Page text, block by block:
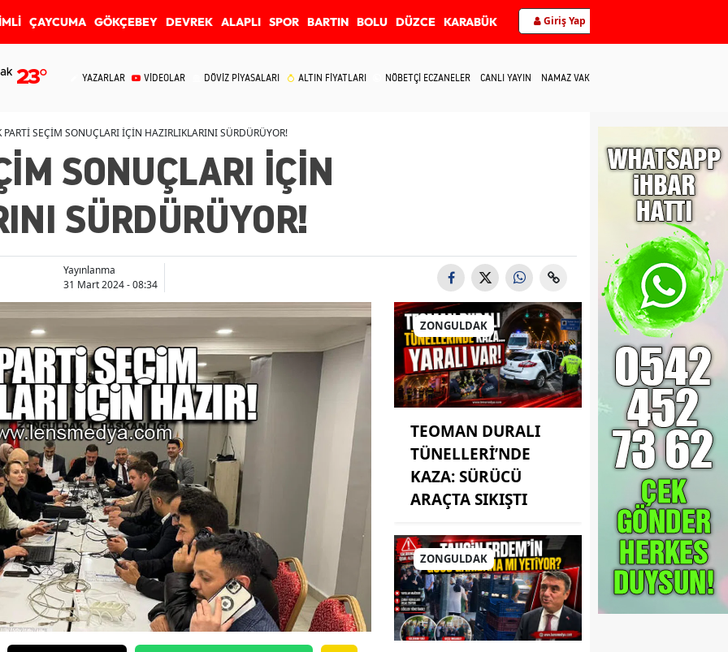
ÇAYCUMA GÖKÇEBEY DEVREK ALAPLI SPOR BARTIN BOLU DÜZCE KARABÜK Giriş Yap
23° YAZARLAR VİDEOLAR DÖVİZ PİYASALARI ALTIN FİYATLARI NÖBETÇİ ECZANELER CANLI YAYIN NAMAZ VAKİTLERİ
PARTİ SEÇİM SONUÇLARI İÇİN HAZIRLIKLARINI SÜRDÜRÜYOR!
SONUÇLARI İÇİN
SÜRDÜRÜYOR!
Yayınlanma
31 Mart 2024 - 08:34
ZONGULDAK
TEOMAN DURALI
TÜNELLERİ’NDE
KAZA: SÜRÜCÜ
ARAÇTA SIKIŞTI
ZONGULDAK